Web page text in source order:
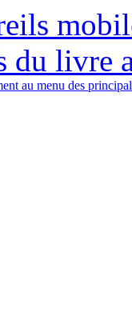
du livre
au menu des